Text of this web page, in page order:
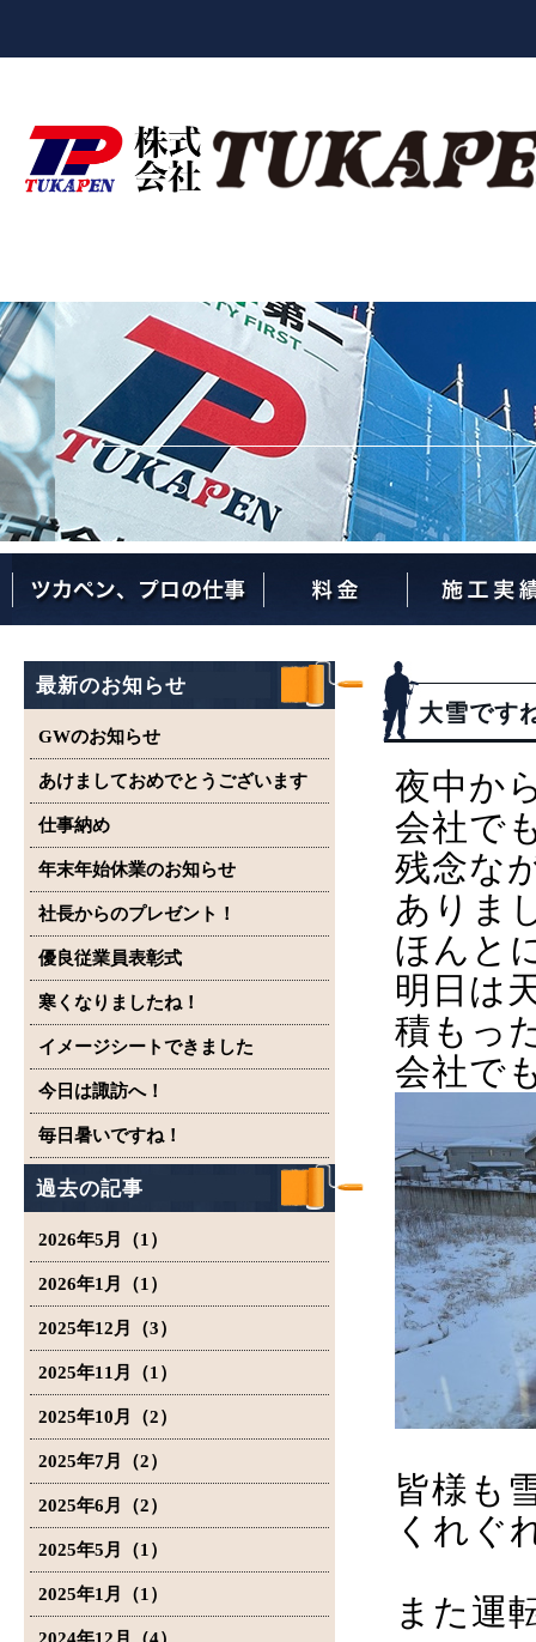
最新のお知らせ
GWのお知らせ
あけましておめでとうございます
仕事納め
年末年始休業のお知らせ
社長からのプレゼント！
優良従業員表彰式
寒くなりましたね！
イメージシートできました
今日は諏訪へ！
毎日暑いですね！
過去の記事
2026年5月（1）
2026年1月（1）
2025年12月（3）
2025年11月（1）
2025年10月（2）
2025年7月（2）
2025年6月（2）
2025年5月（1）
2025年1月（1）
大雪です
夜中か
会社で
残念な
ありま
ほんと
明日は
積もっ
会社で
皆様も
くれぐ
また運